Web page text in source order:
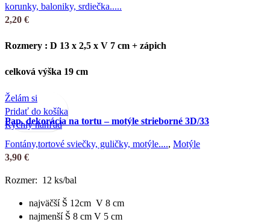
korunky, baloniky, srdiečka.....
2,20 €
Rozmery : D 13 x 2,5 x V 7 cm + zápich
celková výška 19 cm
Želám si
Pridať do košíka
Rýchly náhľad
Pap. dekorácia na tortu – motýle strieborné 3D/33
Fontány,tortové sviečky, guličky, motýle...., Motýle
3,90 €
Rozmer: 12 ks/bal
najväčší Š 12cm V 8 cm
najmenší Š 8 cm V 5 cm